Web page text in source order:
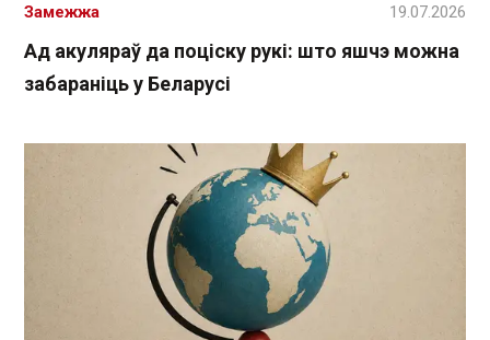
Ад акуляраў да поціску рукі: што яшчэ можна
забараніць у Беларусі
Замежжа 19.07.2026